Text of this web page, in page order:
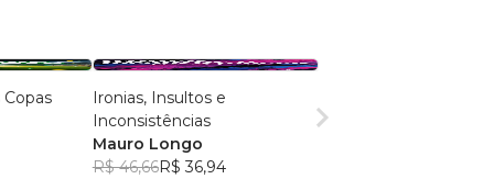
Copas
Ironias, Insultos e
Inconsistências
Mauro Longo
R$ 46,66R$ 36,94